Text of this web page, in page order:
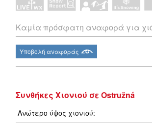
Καμία πρόσφατη αναφορά για
Υποβολή αναφοράς
Συνθήκες Χιονιού σε Ostružná
Ανώτερο ύψος χιονιού: